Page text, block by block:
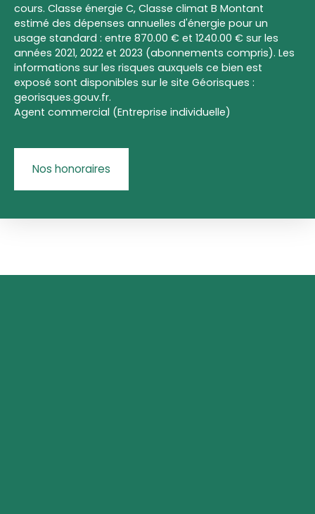
cours. Classe énergie C, Classe climat B Montant
estimé des dépenses annuelles d'énergie pour un
usage standard : entre 870.00 € et 1240.00 € sur les
années 2021, 2022 et 2023 (abonnements compris). Les
informations sur les risques auxquels ce bien est
exposé sont disponibles sur le site Géorisques :
georisques.gouv.fr.
Agent commercial (Entreprise individuelle)
Nos honoraires